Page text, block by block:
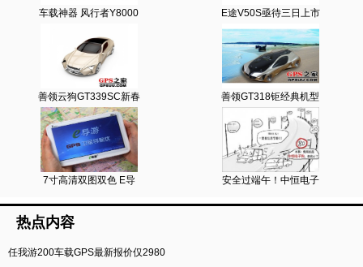
车载神器 风行者Y8000 E途V50S亟待三日上市
善领云狗GT339SC新春 善领GT318钜经典机型
7寸高清双图双色 E导 安全过端午！中恒电子
热点内容
任我游200车载GPS最新报价仅2980